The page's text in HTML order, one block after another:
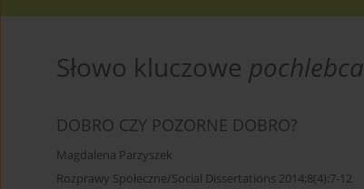
Słowo kluczowe pochlebca
DOBRO CZY POZORNE DOBRO?
Magdalena Parzyszek
Rozprawy Społeczne/Social Dissertations 2014;8(4):7-12